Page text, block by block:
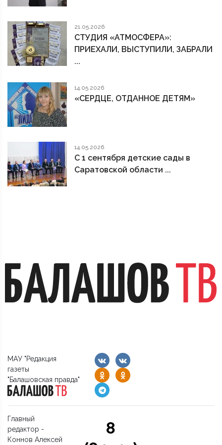
21.05.2026
СТУДИЯ «АТМОСФЕРА»:
ПРИЕХАЛИ, ВЫСТУПИЛИ, ЗАБРАЛИ
...
14.05.2026
«СЕРДЦЕ, ОТДАННОЕ ДЕТЯМ»
14.05.2026
С 1 сентября детские сады в
Саратовской области ...
МАУ "Редакция
газеты
"Балашовская правда"
Главный
редактор -
Коннов Алексей
8